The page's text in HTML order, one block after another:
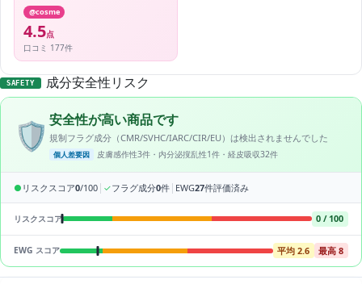
@cosme
4.5点
口コミ 177件
SAFETY 成分安全性リスク
🛡️安全性が高い商品です
規制フラグ成分（CMR/SVHC/IARC/CIR/EU）は検出されませんでした
個人差要因 皮膚感作性3件・内分泌撹乱性1件・経皮吸収32件
● リスクスコア0/100 | ✓フラグ成分0件 | EWG27件評価済み
リスクスコア 0 / 100
EWG スコア 平均 2.6 最高 8